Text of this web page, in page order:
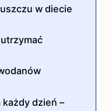
w diecie
każdy dzień –